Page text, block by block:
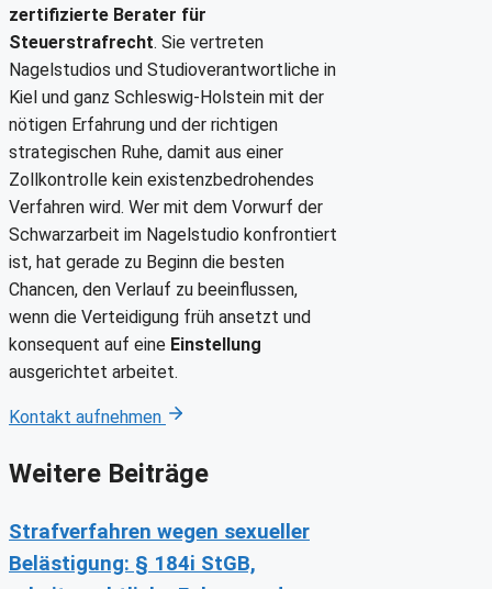
zertifizierte Berater für
Steuerstrafrecht. Sie vertreten
Nagelstudios und Studioverantwortliche in
Kiel und ganz Schleswig-Holstein mit der
nötigen Erfahrung und der richtigen
strategischen Ruhe, damit aus einer
Zollkontrolle kein existenzbedrohendes
Verfahren wird. Wer mit dem Vorwurf der
Schwarzarbeit im Nagelstudio konfrontiert
ist, hat gerade zu Beginn die besten
Chancen, den Verlauf zu beeinflussen,
wenn die Verteidigung früh ansetzt und
konsequent auf eine Einstellung
ausgerichtet arbeitet.
Kontakt aufnehmen
Weitere Beiträge
Strafverfahren wegen sexueller
Belästigung: § 184i StGB,